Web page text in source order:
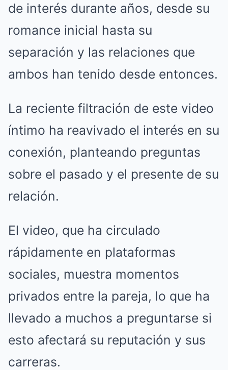
de interés durante años, desde su
romance inicial hasta su
separación y las relaciones que
ambos han tenido desde entonces.
La reciente filtración de este video
íntimo ha reavivado el interés en su
conexión, planteando preguntas
sobre el pasado y el presente de su
relación.
El video, que ha circulado
rápidamente en plataformas
sociales, muestra momentos
privados entre la pareja, lo que ha
llevado a muchos a preguntarse si
esto afectará su reputación y sus
carreras.